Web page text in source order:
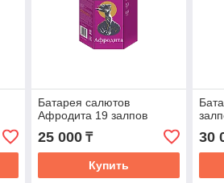
Батарея салютов
Афродита 19 залпов
25 000₸
Купить
30